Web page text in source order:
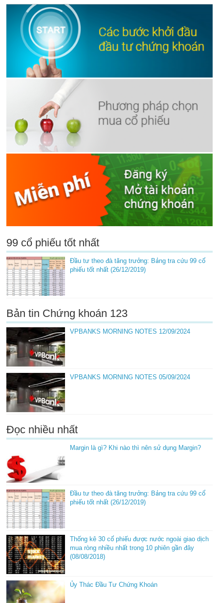
99 cổ phiếu tốt nhất
Đầu tư theo đà tăng trưởng: Bảng tra cứu 99 cổ
phiếu tốt nhất (26/12/2019)
Bản tin Chứng khoán 123
VPBANKS MORNING NOTES 12/09/2024
VPBANKS MORNING NOTES 05/09/2024
Đọc nhiều nhất
Margin là gì? Khi nào thì nên sử dụng Margin?
Đầu tư theo đà tăng trưởng: Bảng tra cứu 99 cổ
phiếu tốt nhất (26/12/2019)
Thống kê 30 cổ phiếu được nước ngoài giao dịch
mua ròng nhiều nhất trong 10 phiên gần đây
(08/08/2018)
Ủy Thác Đầu Tư Chứng Khoán